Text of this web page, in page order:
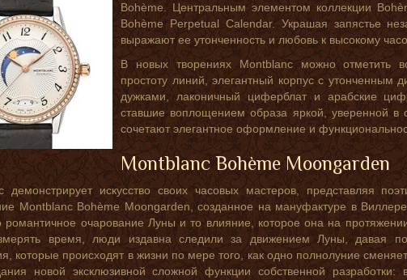
Bohème. Центральным элементом коллекции
Bohème Perpetual Calendar. Украшая запястье
выражают ее утонченность и любовь к высокому
В новых творениях Montblanc можно отметить
простоту линий, элегантный корпус с утонченным
дужками, лаконичный циферблат и арабские
ставшие воплощением образа яркой, уверенной
сочетают элегантное оформление и
Montblanc Bohème Moongarden
демонстрирует искусство своих часовых мастеров, представляя
Montblanc Bohème Moongarden, созданное на мануфактуре в
романтичное очарование Луны и то влияние, которое она на
время, люди издавна следили за движением Луны, давая
которые происходят в жизни по мере того, как одно полнолуние
новой эксклюзивной сложной функции собственной